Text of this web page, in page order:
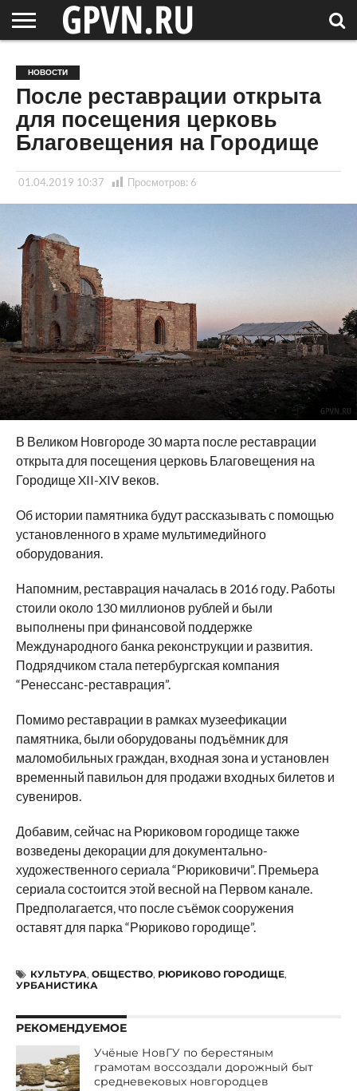
ОБЛАСТЬ
НОВОСТИ
СОСЕДЕЙ
РОССИЯ
/ МИР
СПЕЦПРОЕКТЫ
БЛОГ
СТАТЬИ
ФОТОРЕПОРТАЖИ
ИНТЕРВЬЮ
ОБЪЕКТЫ
ПОДБОРКИ
НОВОСТИ
После реставрации открыта
для посещения церковь
Благовещения на Городище
01.04.2019 10:37 Просмотров: 6
В Великом Новгороде 30 марта после реставрации
открыта для посещения церковь Благовещения на
Городище XII-XIV веков.
Об истории памятника будут рассказывать с помощью
установленного в храме мультимедийного
оборудования.
Напомним, реставрация началась в 2016 году. Работы
стоили около 130 миллионов рублей и были
выполнены при финансовой поддержке
Международного банка реконструкции и развития.
Подрядчиком стала петербургская компания
“Ренессанс-реставрация”.
Помимо реставрации в рамках музеефикации
памятника, были оборудованы подъёмник для
маломобильных граждан, входная зона и установлен
временный павильон для продажи входных билетов и
сувениров.
Добавим, сейчас на Рюриковом городище также
возведены декорации для документально-
художественного сериала “Рюриковичи”. Премьера
сериала состоится этой весной на Первом канале.
Предполагается, что после съёмок сооружения
оставят для парка “Рюриково городище”.
КУЛЬТУРА, ОБЩЕСТВО, РЮРИКОВО ГОРОДИЩЕ,
УРБАНИСТИКА
РЕКОМЕНДУЕМОЕ
Учёные НовГУ по берестяным
грамотам воссоздали дорожный быт
средневековых новгородцев